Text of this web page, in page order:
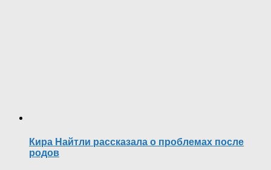
Кира Найтли рассказала о проблемах после
родов